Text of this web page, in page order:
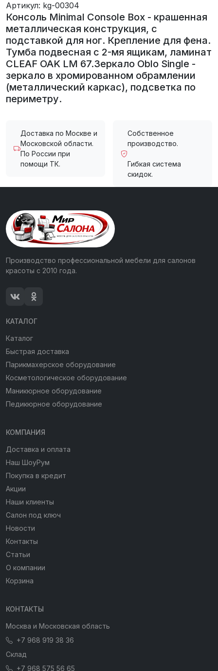
Артикул: kg-00304
Консоль Minimal Console Box - крашенная
металлическая конструкция, с
подставкой для ног. Крепление для фена.
Тумба подвесная с 2-мя ящикам, ламинат
CLEAF OAK LM 67.Зеркало Oblo Single -
зеркало в хромированном обрамлении
(металлический каркас), подсветка по
периметру.
Доставка по Москве и
Московской области.
По России при
помощи ТК.
Собственное
производство.
Гибкая система
скидок.
Производство профессиональной мебели для салонов
красоты с 2010 года.
КАТАЛОГ
Каталог
Быстрая доставка
Парикмахерское оборудование
Косметологическое оборудование
Маникюрное оборудование
Педикюрное оборудование
КОМПАНИЯ
Доставка и оплата
Наш ШоуРум
Покупка в кредит
Акции
Наши клиенты
Салон под ключ
Новости
Контакты
Статьи
О компании
Корзина
КОНТАКТЫ
Москва и Московская область
+7 968 919 38 36
Склад
+7 968 575 56 65